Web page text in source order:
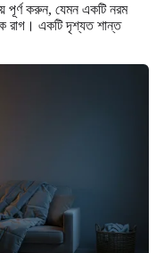
পূর্ণ করুন, যেমন একটি নরম
রাগ। একটি দৃশ্যত শান্ত